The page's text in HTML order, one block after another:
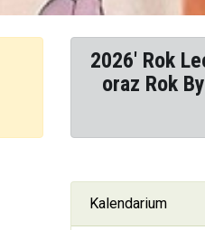
2026' Rok
oraz Rok
Kalendarium